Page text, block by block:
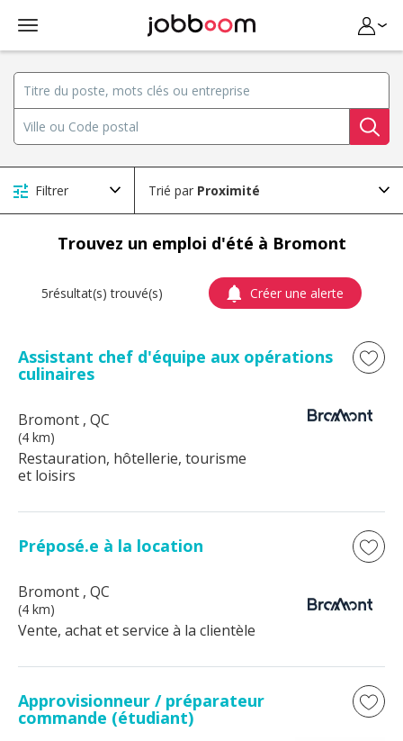
Filtrer Trié par
Trouvez un emploi d'été à Bromont
5résultat(s) trouvé(s) Créer une alerte
Assistant chef d'équipe aux opérations
culinaires
Bromont , QC
(4 km)
Restauration, hôtellerie, tourisme
et loisirs
Préposé.e à la location
Bromont , QC
(4 km)
Vente, achat et service à la clientèle
Approvisionneur / préparateur
commande (étudiant)